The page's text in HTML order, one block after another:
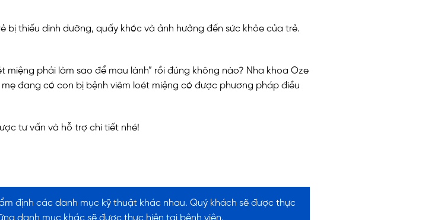
bị thiếu dinh dưỡng, quấy khóc và ảnh hưởng đến sức khỏe của trẻ.
phải làm sao để mau lành” rồi đúng không nào? Nha khoa Oze
đang có con bị bệnh viêm loét miệng có được phương pháp điều
tư vấn và hỗ trợ chi tiết nhé!
định các danh mục kỹ thuật khác nhau. Quý khách sẽ được thực
danh mục khác sẽ được thực hiện tại bệnh viện.